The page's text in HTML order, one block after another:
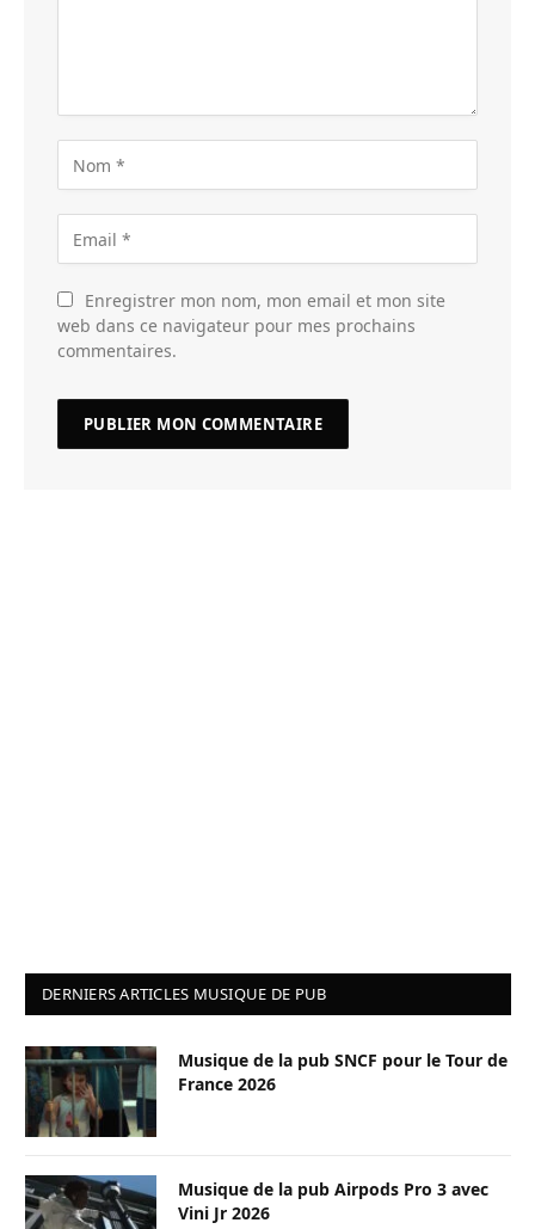
Enregistrer mon nom, mon email et mon site
web dans ce navigateur pour mes prochains
commentaires.
DERNIERS ARTICLES MUSIQUE DE PUB
Musique de la pub SNCF pour le Tour de
France 2026
Musique de la pub Airpods Pro 3 avec
Vini Jr 2026